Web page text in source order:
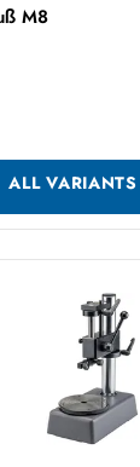
M8
ALL VARIANTS